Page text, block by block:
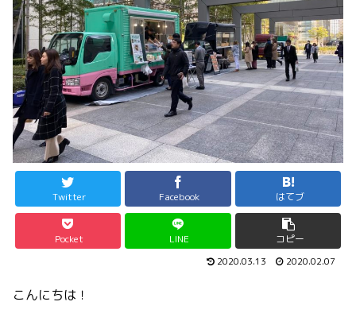
Twitter Facebook はてブ
Pocket LINE コピー
2020.03.13 2020.02.07
こんにちは！